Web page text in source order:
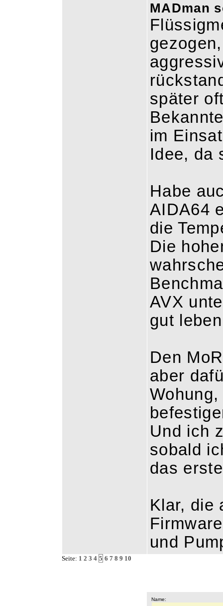
MADman
später
im
Idee, da
Habe
AIDA64
die
Die
AVX
gut
Den
aber
Und ich
sobald
das
Klar, die
und
Seite: 1 2 3 4 5 6 7 8 9 10
Name: